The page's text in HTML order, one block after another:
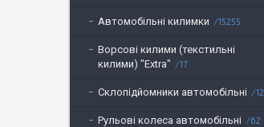
Автомобільні килимки 15255
Ворсові килими (текстильні
килими) "Extra"
17
Склопідйомники автомобільні 12
Рульові колеса автомобільні 62